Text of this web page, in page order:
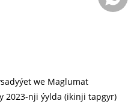
we Maglumat
2023-nji ýylda (ikinji tapgyr)